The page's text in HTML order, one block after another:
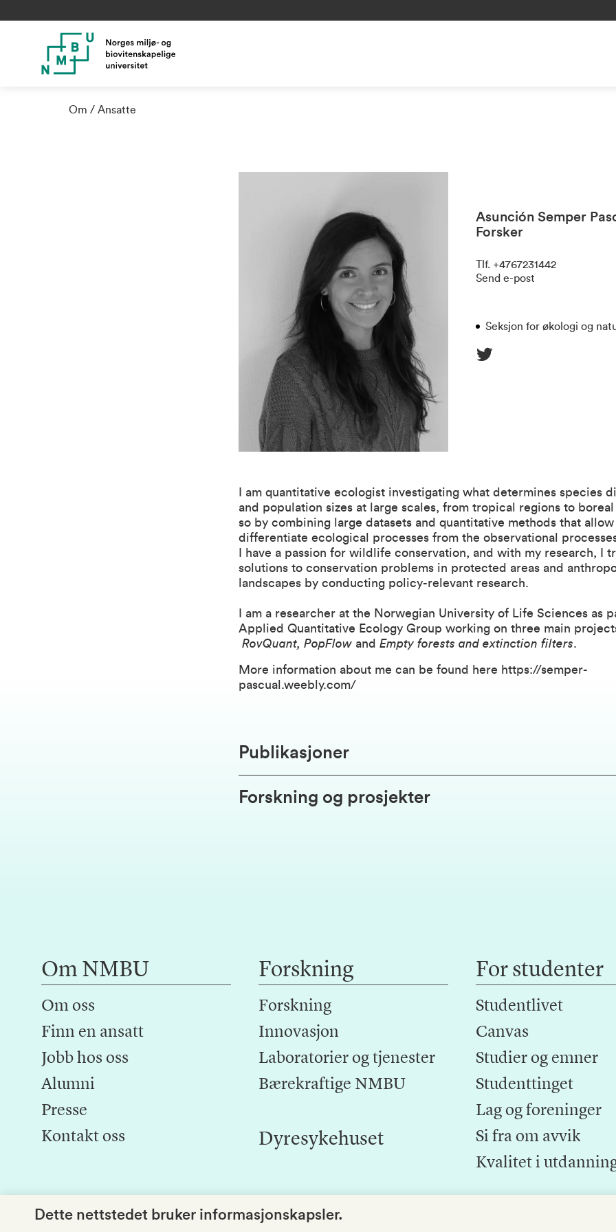
Om Ansatte
Asunción Semper
Forsker
Tlf. +4767231442
Send e-post
Seksjon for økologi og
I am quantitative ecologist investigating what determines species
and population sizes at large scales, from tropical regions to
so by combining large datasets and quantitative methods that
differentiate ecological processes from the observational
I have a passion for wildlife conservation, and with my research, I
solutions to conservation problems in protected areas and
landscapes by conducting policy-relevant research.
I am a researcher at the Norwegian University of Life Sciences as
Applied Quantitative Ecology Group working on three main
RovQuant PopFlow and Empty forests and extinction filters
More information about me can be found here https://semper-
pascual.weebly.com/
Publikasjoner
Forskning og prosjekter
Om NMBU
Om oss
Finn en ansatt
Jobb hos oss
Alumni
Presse
Kontakt oss
Forskning
Forskning
Innovasjon
Laboratorier og tjenester
Bærekraftige NMBU
Dyresykehuset
For studenter
Studentlivet
Canvas
Studier og emner
Studenttinget
Lag og foreninger
Si fra om avvik
Kvalitet i
Dette nettstedet bruker informasjonskapsler.